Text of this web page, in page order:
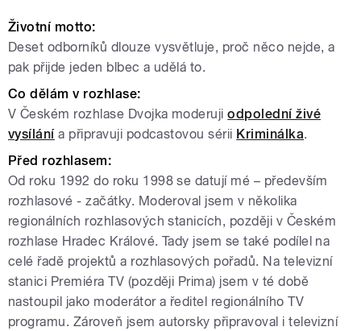
Životní motto:
Deset odborníků dlouze vysvětluje, proč něco nejde, a
pak přijde jeden blbec a udělá to.
Co dělám v rozhlase:
V Českém rozhlase Dvojka moderujiodpolední živé
vysílánía připravuji podcastovou sérii Kriminálka.
Před rozhlasem:
Od roku 1992 do roku 1998 se datují mé – především
rozhlasové - začátky. Moderoval jsem v několika
regionálních rozhlasových stanicích, později v Českém
rozhlase Hradec Králové. Tady jsem se také podílel na
celé řadě projektů a rozhlasových pořadů. Na televizní
stanici Premiéra TV (později Prima) jsem v té době
nastoupil jako moderátor a ředitel regionálního TV
programu. Zároveň jsem autorsky připravoval i televizní